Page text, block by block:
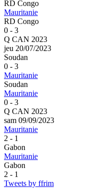
RD Congo
Mauritanie
RD Congo
0 - 3
Q CAN 2023
jeu 20/07/2023
Soudan
0 - 3
Mauritanie
Soudan
Mauritanie
0 - 3
Q CAN 2023
sam 09/09/2023
Mauritanie
2 - 1
Gabon
Mauritanie
Gabon
2 - 1
Tweets by ffrim